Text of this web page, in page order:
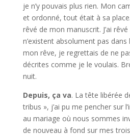
je n’y pouvais plus rien. Mon
et ordonné, tout était à sa
rêvé de mon manuscrit. J’ai
n’existent absolument pas dans
mon rêve, je regrettais de ne
décrites comme je le voulais.
nuit.
Depuis, ça va. La tête libérée
tribus », j’ai pu me pencher sur
au mariage où nous sommes
de nouveau à fond sur mes